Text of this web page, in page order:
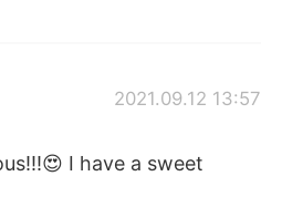
2021.09.12 13:57
I have a sweet